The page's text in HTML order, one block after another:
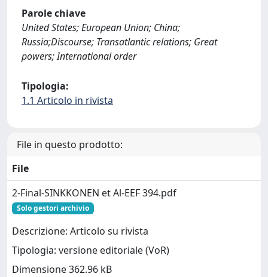
Parole chiave
United States; European Union; China;
Russia;Discourse; Transatlantic relations; Great
powers; International order
Tipologia:
1.1 Articolo in rivista
File in questo prodotto:
File
2-Final-SINKKONEN et Al-EEF 394.pdf
Solo gestori archivio
Descrizione: Articolo su rivista
Tipologia: versione editoriale (VoR)
Dimensione 362.96 kB